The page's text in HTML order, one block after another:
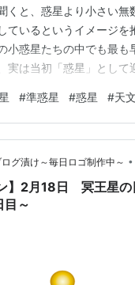
くと、惑星より小さい無
ているというイメージを
小惑星たちの中でも最も
実は当初「惑星」として
小惑星」へと分類が変わ
ていきます。 🔭 ケレス
デの法則」 18世紀末、
目していました。それが
す。この法則は、太陽か
数学的な関係があると示
#準惑星 #惑星 #天
グ漬け～毎日ロゴ制作中～ •
ン】2月18日 冥王星
目～